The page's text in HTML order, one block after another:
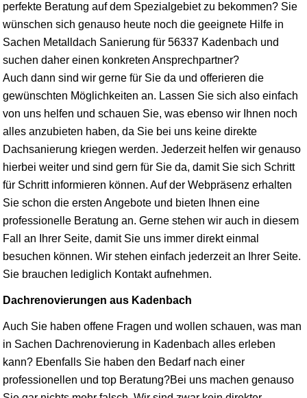
perfekte Beratung auf dem Spezialgebiet zu bekommen? Sie
wünschen sich genauso heute noch die geeignete Hilfe in
Sachen Metalldach Sanierung für 56337 Kadenbach und
suchen daher einen konkreten Ansprechpartner?
Auch dann sind wir gerne für Sie da und offerieren die
gewünschten Möglichkeiten an. Lassen Sie sich also einfach
von uns helfen und schauen Sie, was ebenso wir Ihnen noch
alles anzubieten haben, da Sie bei uns keine direkte
Dachsanierung kriegen werden. Jederzeit helfen wir genauso
hierbei weiter und sind gern für Sie da, damit Sie sich Schritt
für Schritt informieren können. Auf der Webpräsenz erhalten
Sie schon die ersten Angebote und bieten Ihnen eine
professionelle Beratung an. Gerne stehen wir auch in diesem
Fall an Ihrer Seite, damit Sie uns immer direkt einmal
besuchen können. Wir stehen einfach jederzeit an Ihrer Seite.
Sie brauchen lediglich Kontakt aufnehmen.
Dachrenovierungen aus Kadenbach
Auch Sie haben offene Fragen und wollen schauen, was man
in Sachen Dachrenovierung in Kadenbach alles erleben
kann? Ebenfalls Sie haben den Bedarf nach einer
professionellen und top Beratung?Bei uns machen genauso